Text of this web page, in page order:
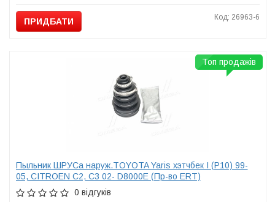
ПРИДБАТИ Код: 26963-6
Пыльник ШРУСа наруж.TOYOTA Yaris хэтчбек I (P10) 99-
05, CITROEN С2, С3 02- D8000E (Пр-во ERT)
0 відгуків
Топ продажів